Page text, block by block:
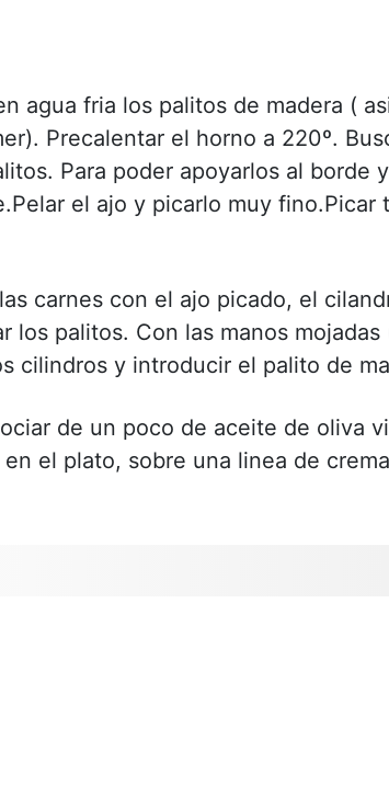
agua fria los palitos de madera (
Precalentar el horno a 220º.
Para poder apoyarlos al borde
el ajo y picarlo muy fino.Picar
carnes con el ajo picado, el
los palitos. Con las manos mojadas
cilindros y introducir el palito de
de un poco de aceite de oliva
el plato, sobre una linea de